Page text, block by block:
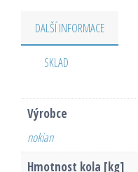
DALŠÍ INFORMACE
SKLAD
Výrobce
nokian
Hmotnost kola [kg]